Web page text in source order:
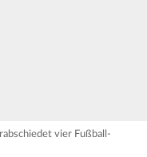
vier Fußball-